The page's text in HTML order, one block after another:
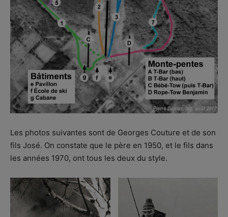
Les photos suivantes sont de Georges Couture et de son
fils José. On constate que le père en 1950, et le fils dans
les années 1970, ont tous les deux du style.